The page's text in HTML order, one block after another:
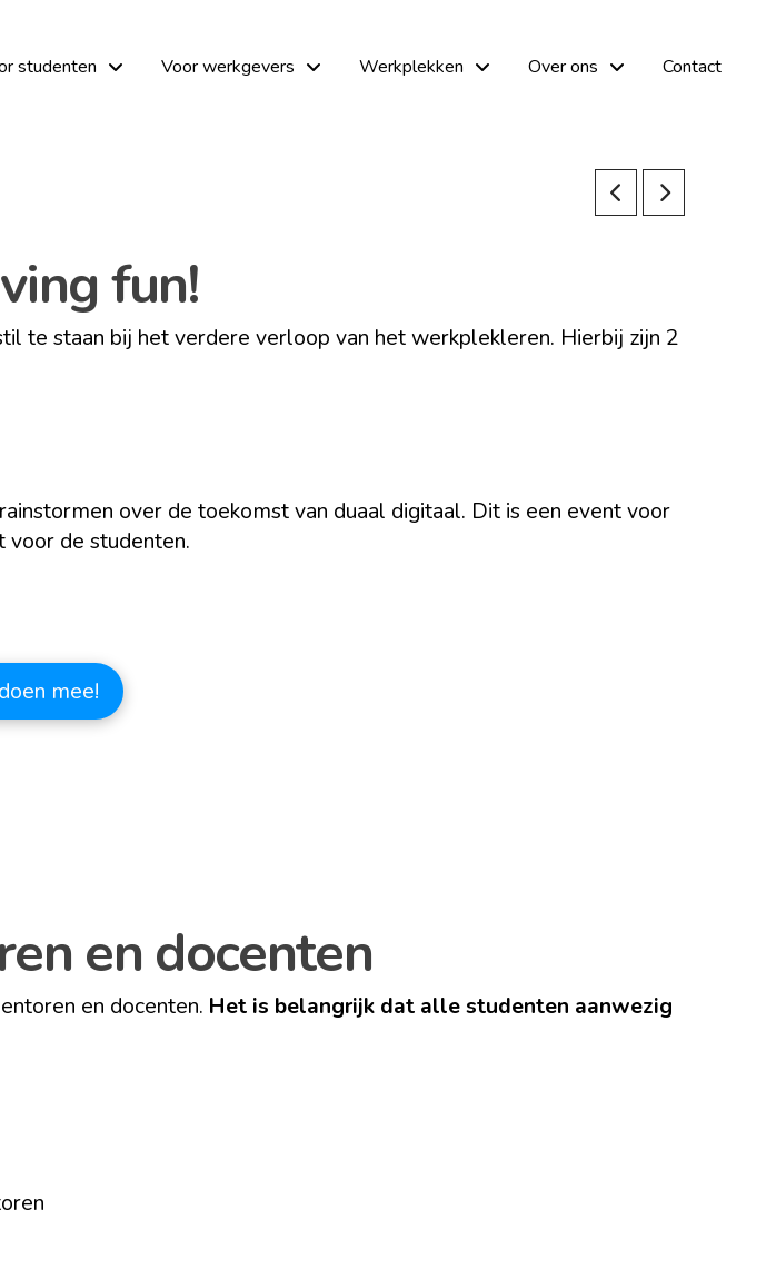
studenten Voor werkgevers Werkplekken Over ons Contact
fun!
te staan bij het verdere verloop van het werkplekleren. Hierbij zijn 2
over de toekomst van duaal digitaal. Dit is een event voor
voor de studenten.
mee!
en docenten
en docenten. Het is belangrijk dat alle studenten aanwezig